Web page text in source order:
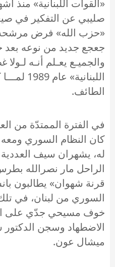
«القوات اللبنانية» منذ
صليبي عن التفكير في
«حزب الله» فرض مرشحه
جعجع جديد من نوعه بعد
والجميـع يعـلم أنـه لـولا
الطائف.
كان النظام السوري ومعه
له، يشهران سيف
الراحل مار نصرالله
قرنة شهوان» يطالبون
السوري من لبنان، في
خوف مسيحي جدّي على
الاضطهاد وسجن
ميشال عون.